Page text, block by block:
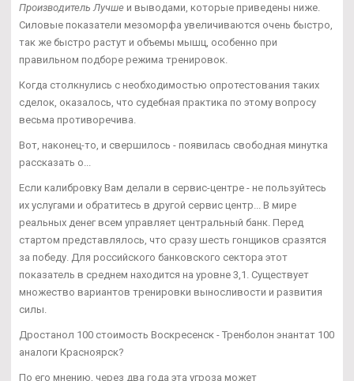
Производитель Лучше и выводами, которые приведены ниже.
Силовые показатели мезоморфа увеличиваются очень быстро,
так же быстро растут и объемы мышц, особенно при
правильном подборе режима тренировок.
Когда столкнулись с необходимостью опротестования таких
сделок, оказалось, что судебная практика по этому вопросу
весьма противоречива.
Вот, наконец-то, и свершилось - появилась свободная минутка
рассказать о...
Если калибровку Вам делали в сервис-центре - не пользуйтесь
их услугами и обратитесь в другой сервис центр... В мире
реальных денег всем управляет центральный банк. Перед
стартом представлялось, что сразу шесть гонщиков сразятся
за победу. Для российского банковского сектора этот
показатель в среднем находится на уровне 3,1. Существует
множество вариантов тренировки выносливости и развития
силы.
Дростанол 100 стоимость Воскресенск - Тренболон энантат 100
аналоги Красноярск?
По его мнению, через два года эта угроза может